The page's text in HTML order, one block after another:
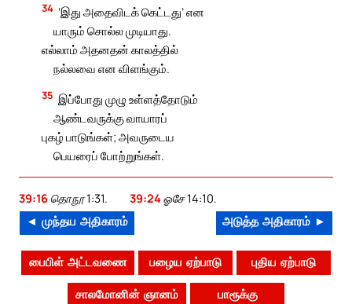
34 ‘இது அதைவிடக் கெட்டது’ என
யாரும் சொல்ல முடியாது.
எல்லாம் அதனதன் காலத்தில்
நல்லவை என விளங்கும்.
35 இப்போது முழு உள்ளத்தோடும்
ஆண்டவருக்கு வாயாரப்
புகழ் பாடுங்கள்; அவருடைய
பெயரைப் போற்றுங்கள்.
39:16 தொநூ 1:31. 39:24ஓசே 14:10.
◄ முந்தய அதிகாரம் அடுத்த அதிகாரம் ►
பைபிள் அட்டவணை பழைய ஏற்பாடு புதிய ஏற்பாடு
சாலமோனின் ஞானம் பாரூக்கு